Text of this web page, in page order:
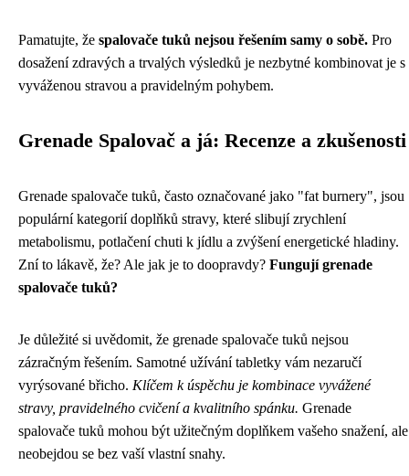
Pamatujte, že spalovače tuků nejsou řešením samy o sobě. Pro
dosažení zdravých a trvalých výsledků je nezbytné kombinovat je s
vyváženou stravou a pravidelným pohybem.
Grenade Spalovač a já: Recenze a zkušenosti
Grenade spalovače tuků, často označované jako "fat burnery", jsou
populární kategorií doplňků stravy, které slibují zrychlení
metabolismu, potlačení chuti k jídlu a zvýšení energetické hladiny.
Zní to lákavě, že? Ale jak je to doopravdy? Fungují grenade
spalovače tuků?
Je důležité si uvědomit, že grenade spalovače tuků nejsou
zázračným řešením. Samotné užívání tabletky vám nezaručí
vyrýsované břicho. Klíčem k úspěchu je kombinace vyvážené
stravy, pravidelného cvičení a kvalitního spánku. Grenade
spalovače tuků mohou být užitečným doplňkem vašeho snažení, ale
neobejdou se bez vaší vlastní snahy.